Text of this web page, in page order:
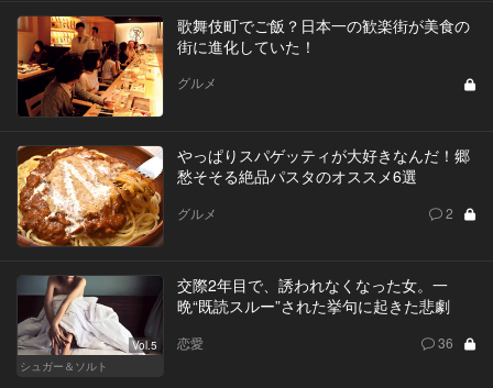
歌舞伎町でご飯？日本一の歓楽街が美食の
街に進化していた！
グルメ
やっぱりスパゲッティが大好きなんだ！郷
愁そそる絶品パスタのオススメ6選
グルメ 2
Vol.5
シュガー＆ソルト
交際2年目で、誘われなくなった女。一
晩“既読スルー”された挙句に起きた悲劇
恋愛 36